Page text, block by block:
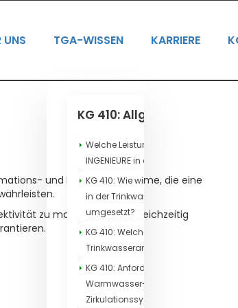
UNS TGA-WISSEN
KG 410: Allgemeine Infos
Welche Leistungen übernimmt MT
INGENIEURE in der KG 410?
KG 410: Wie wird der
in der Trinkwasserplanung
umgesetzt?
KG 410: Welche Rohrwerkstoffe sind
Trinkwasseranlagen zulässig?
KG 410: Anforderungen für
Warmwasser- und
Zirkulationssysteme
KARRIERE
und Fernmeldesysteme, die eine
zu maximieren und gleichzeitig